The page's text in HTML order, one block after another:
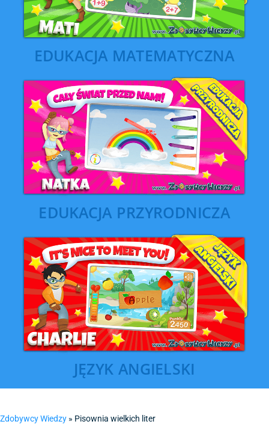
EDUKACJA MATEMATYCZNA
EDUKACJA PRZYRODNICZA
JĘZYK ANGIELSKI
Zdobywcy Wiedzy » Pisownia wielkich liter